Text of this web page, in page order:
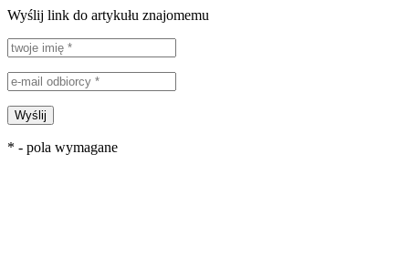
Wyślij link do artykułu znajomemu
Wyślij
* - pola wymagane